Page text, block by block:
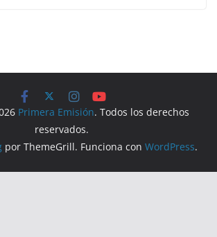
Primera Emisión. Todos los derechos
reservados.
por ThemeGrill. Funciona con WordPress.